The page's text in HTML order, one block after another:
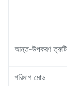
আন্ত-উপকরণ ত্রুটি
পরিমাপ মোড